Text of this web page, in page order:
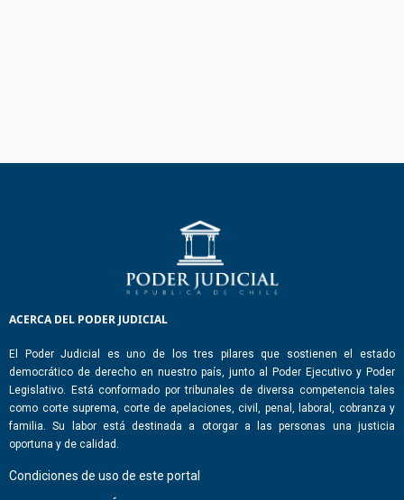
ACERCA DEL PODER JUDICIAL
El Poder Judicial es uno de los tres pilares que sostienen el estado
democrático de derecho en nuestro país, junto al Poder Ejecutivo y Poder
Legislativo. Está conformado por tribunales de diversa competencia tales
como corte suprema, corte de apelaciones, civil, penal, laboral, cobranza y
familia. Su labor está destinada a otorgar a las personas una justicia
oportuna y de calidad.
Condiciones de uso de este portal